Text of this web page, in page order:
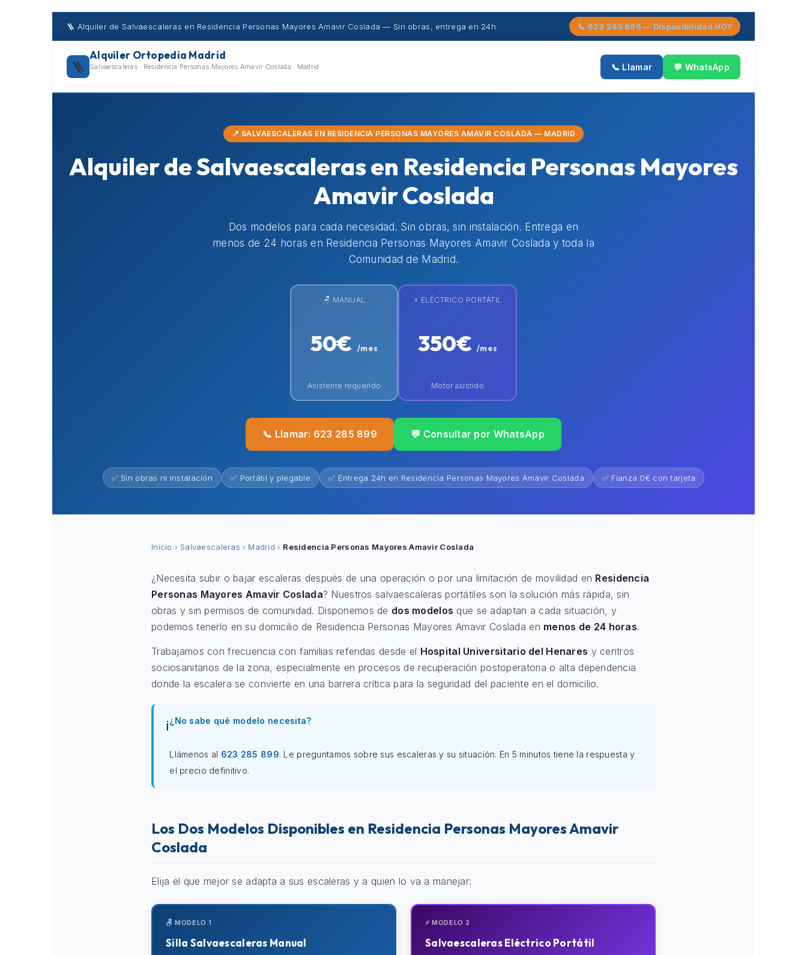
🪜 Alquiler de Salvaescaleras en Residencia Personas Mayores Amavir Coslada — Sin obras, entrega en 24h 📞 623 285 899 — Disponibilidad HOY
🪜
Alquiler Ortopedia Madrid
Salvaescaleras · Residencia Personas Mayores Amavir Coslada · Madrid 📞 Llamar 💬 WhatsApp
📍 SALVAESCALERAS EN RESIDENCIA PERSONAS MAYORES AMAVIR COSLADA — MADRID
Alquiler de Salvaescaleras en Residencia Personas Mayores
Amavir Coslada
Dos modelos para cada necesidad. Sin obras, sin instalación. Entrega en
menos de 24 horas en Residencia Personas Mayores Amavir Coslada y toda la
Comunidad de Madrid.
🪑 MANUAL
50€ /mes
Asistente requerido
⚡ ELÉCTRICO PORTÁTIL
350€/mes
Motor asistido
📞 Llamar: 623 285 899 💬 Consultar por WhatsApp
✅ Sin obras ni instalación ✅ Portátil y plegable ✅ Entrega 24h en Residencia Personas Mayores Amavir Coslada ✅ Fianza 0€ con tarjeta
Inicio › Salvaescaleras › Madrid › Residencia Personas Mayores Amavir Coslada
¿Necesita subir o bajar escaleras después de una operación o por una limitación de movilidad en Residencia
Personas Mayores Amavir Coslada? Nuestros salvaescaleras portátiles son la solución más rápida, sin
obras y sin permisos de comunidad. Disponemos de dos modelos que se adaptan a cada situación, y
podemos tenerlo en su domicilio de Residencia Personas Mayores Amavir Coslada en menos de 24 horas.
Trabajamos con frecuencia con familias referidas desde el Hospital Universitario del Henares y centros
sociosanitarios de la zona, especialmente en procesos de recuperación postoperatoria o alta dependencia
donde la escalera se convierte en una barrera crítica para la seguridad del paciente en el domicilio.
ℹ️¿No sabe qué modelo necesita?
Llámenos al 623 285 899. Le preguntamos sobre sus escaleras y su situación. En 5 minutos tiene la respuesta y
el precio definitivo.
Los Dos Modelos Disponibles en Residencia Personas Mayores Amavir
Coslada
Elija el que mejor se adapta a sus escaleras y a quien lo va a manejar:
🪑 MODELO 1
Silla Salvaescaleras Manual
⚡ MODELO 2
Salvaescaleras Eléctrico Portátil